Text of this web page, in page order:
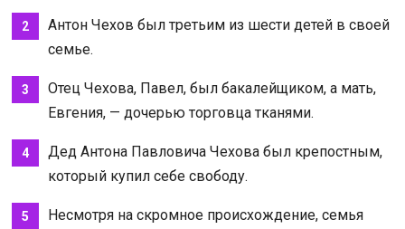
Антон Чехов был третьим из шести детей в своей
семье.
Отец Чехова, Павел, был бакалейщиком, а мать,
Евгения, — дочерью торговца тканями.
Дед Антона Павловича Чехова был крепостным,
который купил себе свободу.
Несмотря на скромное происхождение, семья